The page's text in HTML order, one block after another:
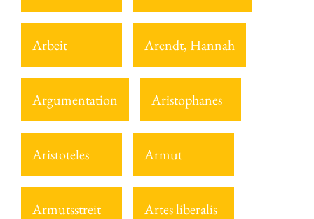
Arbeit Arendt, Hannah
Argumentation Aristophanes
Aristoteles Armut
Armutsstreit Artes liberalis